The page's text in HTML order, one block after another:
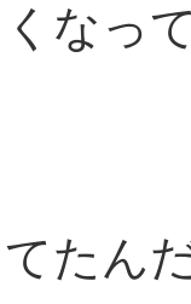
なっ
たん